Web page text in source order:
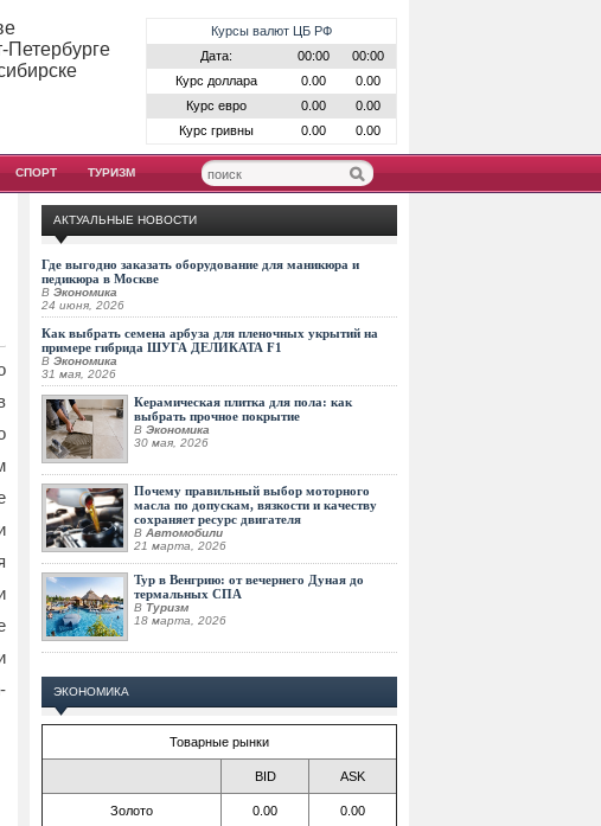
Курсы валют ЦБ РФ
Дата:
00:00
00:00
Курс доллара
0.00
0.00
Курс евро
0.00
0.00
Курс гривны
0.00 0.00
Петербурге
СПОРТ ТУРИЗМ
АКТУАЛЬНЫЕ НОВОСТИ
Где выгодно заказать оборудование для маникюра и
педикюра в Москве
В Экономика
24 июня, 2026
Как выбрать семена арбуза для пленочных укрытий на
примере гибрида ШУГА ДЕЛИКАТА F1
В Экономика
31 мая, 2026
Керамическая плитка для пола: как
выбрать прочное покрытие
В Экономика
30 мая, 2026
Почему правильный выбор моторного
масла по допускам, вязкости и качеству
сохраняет ресурс двигателя
В Автомобили
21 марта, 2026
Тур в Венгрию: от вечернего Дуная до
термальных СПА
В Туризм
18 марта, 2026
ЭКОНОМИКА
Товарные рынки
BID ASK
Золото 0.00 0.00